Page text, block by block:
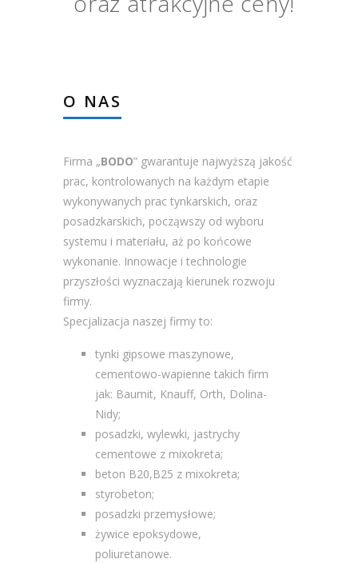
O NAS
Firma „BODO” gwarantuje najwyższą jakość
prac, kontrolowanych na każdym etapie
wykonywanych prac tynkarskich, oraz
posadzkarskich, począwszy od wyboru
systemu i materiału, aż po końcowe
wykonanie. Innowacje i technologie
przyszłości wyznaczają kierunek rozwoju
firmy.
Specjalizacja naszej firmy to:
tynki gipsowe maszynowe,
cementowo-wapienne takich firm
jak: Baumit, Knauff, Orth, Dolina-
Nidy;
posadzki, wylewki, jastrychy
cementowe z mixokreta;
beton B20,B25 z mixokreta;
styrobeton;
posadzki przemysłowe;
żywice epoksydowe,
poliuretanowe.